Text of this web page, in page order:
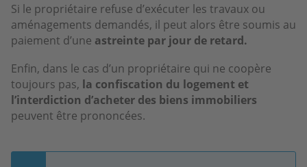
Si le propriétaire refuse d’exécuter les travaux ou
aménagements demandés, il peut alors être soumis au
paiement d’une astreinte par jour de retard.
Enfin, dans le cas d’un propriétaire qui ne coopère
toujours pas, la confiscation du logement et
l’interdiction d’acheter des biens immobiliers
peuvent être prononcées.